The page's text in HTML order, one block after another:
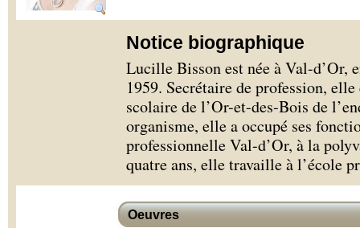
Notice biographique
Lucille Bisson est née à Val-d’Or,
1959. Secrétaire de profession,
scolaire de l’Or-et-des-Bois de
organisme, elle a occupé ses
professionnelle Val-d’Or, à la
quatre ans, elle travaille à l’école
Oeuvres